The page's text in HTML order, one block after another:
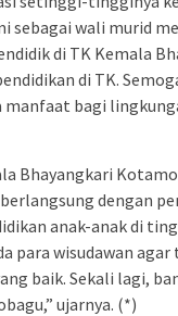
sebagai wali murid
di TK Kemala
di TK.
bagi
Bhayangkari
dengan
anak-anak di
para wisudawan
baik. Sekali lagi,
ujarnya. (*)